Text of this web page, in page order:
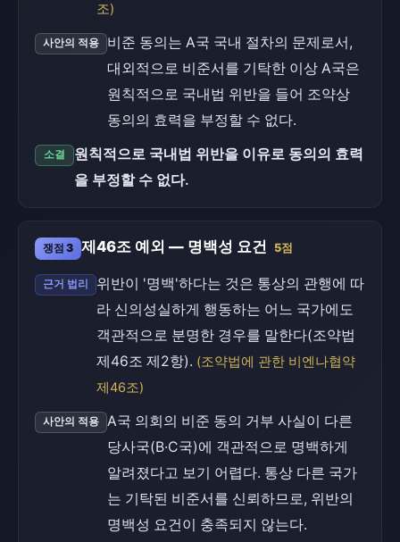
조)
사안의 적용
비준 동의는 A국 국내 절차의 문제로서,
대외적으로 비준서를 기탁한 이상 A국은
원칙적으로 국내법 위반을 들어 조약상
동의의 효력을 부정할 수 없다.
소결
원칙적으로 국내법 위반을 이유로 동의의 효력
을 부정할 수 없다.
쟁점 3 제46조 예외 — 명백성 요건 5점
근거 법리
위반이 '명백'하다는 것은 통상의 관행에 따
라 신의성실하게 행동하는 어느 국가에도
객관적으로 분명한 경우를 말한다(조약법
제46조 제2항). (조약법에 관한 비엔나협약
제46조)
사안의 적용
A국 의회의 비준 동의 거부 사실이 다른
당사국(B·C국)에 객관적으로 명백하게
알려졌다고 보기 어렵다. 통상 다른 국가
는 기탁된 비준서를 신뢰하므로, 위반의
명백성 요건이 충족되지 않는다.